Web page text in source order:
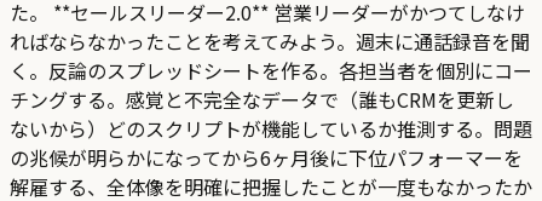
た。 **セールスリーダー2.0** 営業リーダーがかつてしなけ
ればならなかったことを考えてみよう。週末に通話録音を聞
く。反論のスプレッドシートを作る。各担当者を個別にコー
チングする。感覚と不完全なデータで（誰もCRMを更新し
ないから）どのスクリプトが機能しているか推測する。問題
の兆候が明らかになってから6ヶ月後に下位パフォーマーを
解雇する、全体像を明確に把握したことが一度もなかったか